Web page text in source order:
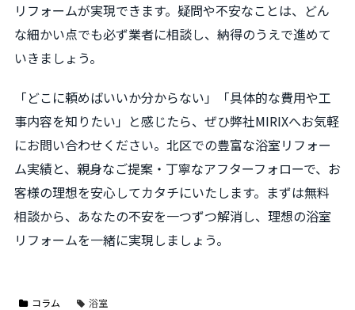
リフォームが実現できます。疑問や不安なことは、どん
な細かい点でも必ず業者に相談し、納得のうえで進めて
いきましょう。
「どこに頼めばいいか分からない」「具体的な費用や工
事内容を知りたい」と感じたら、ぜひ弊社MIRIXへお気軽
にお問い合わせください。北区での豊富な浴室リフォー
ム実績と、親身なご提案・丁寧なアフターフォローで、お
客様の理想を安心してカタチにいたします。まずは無料
相談から、あなたの不安を一つずつ解消し、理想の浴室
リフォームを一緒に実現しましょう。
コラム 浴室